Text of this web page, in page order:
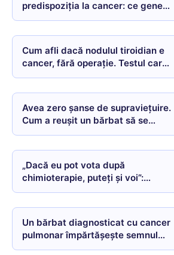
predispoziţia la cancer: ce gene
se testează, pentru ce tipuri de
Cum afli dacă nodulul tiroidian e
cancer, fără operație. Testul care
poate salva tiroida
Avea zero șanse de supraviețuire.
Cum a reușit un bărbat să se
vindece de cel mai agresiv cancer
„Dacă eu pot vota după
chimioterapie, puteți și voi”:
Mărturia cutremurătoare a unei
Un bărbat diagnosticat cu cancer
pulmonar împărtășește semnul
subtil al bolii pe care aproape l-a